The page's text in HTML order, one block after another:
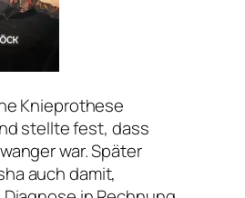
Knieprothese
stellte fest, dass
war. Später
auch damit,